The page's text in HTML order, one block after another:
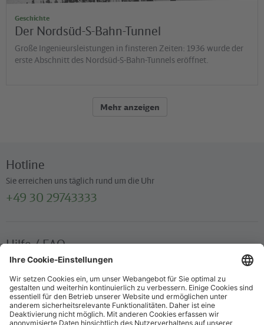
Geschichte
Der Nordsüd-S-Bahn-Tunnel
Große Ingenieursleistungen in finsteren Zeiten: 1936 wurde der
erste Abschnitt des Nordsüd-S-Bahn-Tunnels eröffnet.
Mehr anzeigen
Hotline
Sie erreichen uns täglich rund um die Uhr
+49 30 29743333
Hilfe / FAQ
Die wichtigsten Antworten und Hilfestellungen für unterwegs
Verkaufsstellen